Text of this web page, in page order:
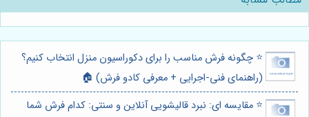
⭐️ چگونه فرش مناسب را برای دکوراسیون منزل انتخاب کنیم؟
(راهنمای فنی-اجرایی + معرفی کادو فرش) 🏠
⭐️ مقایسه ای: نبرد قالیشویی آنلاین و سنتی: کدام فرش شما